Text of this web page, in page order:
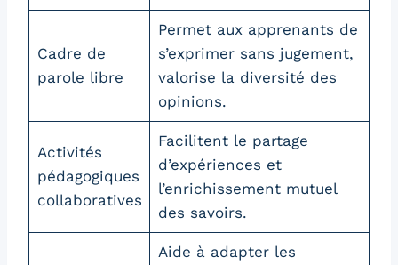
Cadre de
parole libre
Permet aux apprenants de
s’exprimer sans jugement,
valorise la diversité des
opinions.
Activités
pédagogiques
collaboratives
Facilitent le partage
d’expériences et
l’enrichissement mutuel
des savoirs.
Aide à adapter les